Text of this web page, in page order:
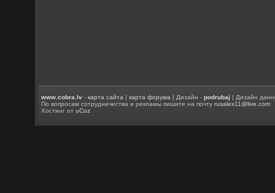
www.cobra.lv -карта сайта |карта форума | Дизайн -podrubaj | Дизайн
По вопросам сотрудничества и рекламы пишите на почтуrusalex11@live.com
Хостинг отuCoz